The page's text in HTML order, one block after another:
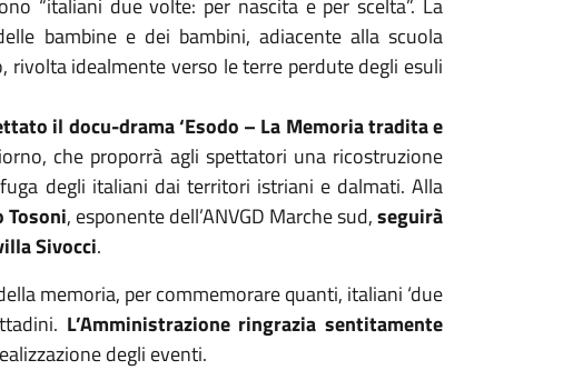
“italiani due volte: per nascita e per scelta”. La
bambine e dei bambini, adiacente alla scuola
rivolta idealmente verso le terre perdute degli esuli
il docu-drama ‘Esodo – La Memoria tradita e
che proporrà agli spettatori una ricostruzione
degli italiani dai territori istriani e dalmati. Alla
Tosoni, esponente dell’ANVGD Marche sud,seguirà
Sivocci.
memoria, per commemorare quanti, italiani ‘due
L’Amministrazione ringrazia sentitamente
degli eventi.